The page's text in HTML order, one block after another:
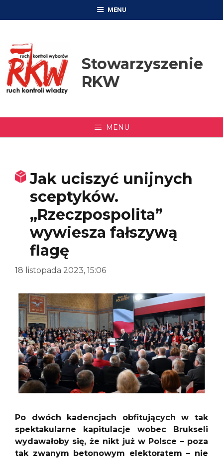
MENU
Stowarzyszenie
RKW
MENU
Jak uciszyć unijnych
sceptyków.
„Rzeczpospolita”
wywiesza fałszywą
flagę
18 listopada 2023, 15:06
Po dwóch kadencjach obfitujących w tak
spektakularne kapitulacje wobec Brukseli
wydawałoby się, że nikt już w Polsce – poza
tak zwanym betonowym elektoratem – nie